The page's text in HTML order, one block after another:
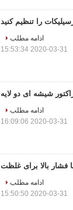
را تنظیم کنید
ادامه مطلب
2020-03-31 15:53:34
شیشه ای دو لایه
ادامه مطلب
2020-03-31 16:09:06
فشار بالا برای غلظت
ادامه مطلب
2020-03-31 15:50:50